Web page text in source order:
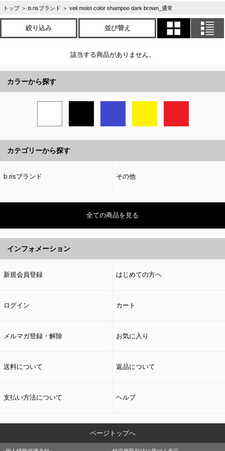
トップ ＞ b.risブランド ＞ veil moist color shampoo dark brown_通常
絞り込み 並び替え
該当する商品がありません。
カラーから探す
カテゴリーから探す
b.risブランド その他
全ての商品を見る
インフォメーション
新規会員登録 はじめての方へ
ログイン カート
メルマガ登録・解除 お気に入り
送料について 返品について
支払い方法について ヘルプ
ページトップへ